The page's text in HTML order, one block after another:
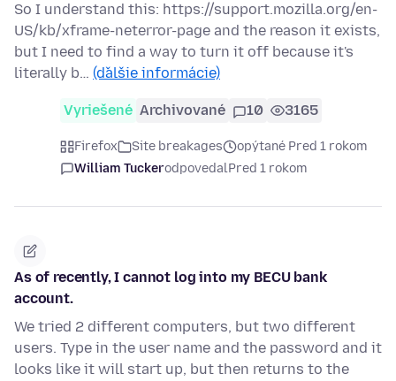
So I understand this: https://support.mozilla.org/en-
US/kb/xframe-neterror-page and the reason it exists,
but I need to find a way to turn it off because it's
literally b… (ďalšie informácie)
Vyriešené Archivované 10 3165
Firefox Site breakages
opýtané Pred 1 rokom
William TuckerodpovedalPred 1 rokom
As of recently, I cannot log into my BECU bank
account.
We tried 2 different computers, but two different
users. Type in the user name and the password and it
looks like it will start up, but then returns to the